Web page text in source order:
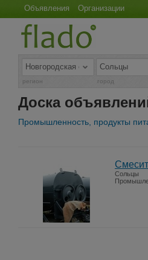
Объявления Организации
регион город
Доска
Промышленность, продукты
Сольцы